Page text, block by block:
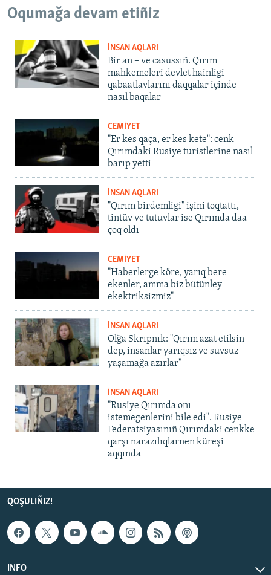
Oqumağa devam etiñiz
İNSAN AQLARI
Bir an – ve casussıñ. Qırım
mahkemeleri devlet hainligi
qabaatlavlarını daqqalar içinde
nasıl baqalar
CEMİYET
"Er kes qaça, er kes kete": cenk
Qırımdaki Rusiye turistlerine nasıl
barıp yetti
İNSAN AQLARI
"Qırım birdemligi" işini toqtattı,
tintüv ve tutuvlar ise Qırımda daa
çoq oldı
CEMİYET
"Haberlerge köre, yarıq bere
ekenler, amma biz bütünley
ekektriksizmiz"
İNSAN AQLARI
Olğa Skrıpnık: "Qırım azat etilsin
dep, insanlar yarıqsız ve suvsuz
yaşamağa azırlar"
İNSAN AQLARI
"Rusiye Qırımda onı
istemegenlerini bile edi". Rusiye
Federatsiyasınıñ Qırımdaki cenkke
qarşı narazılıqlarnen küreşi
aqqında
QOŞULIÑIZ!
INFO